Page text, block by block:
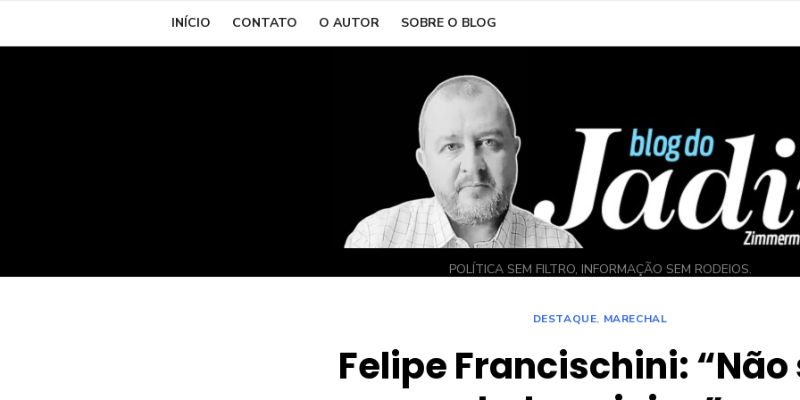
INÍCIO CONTATO O AUTOR SOBRE O BLOG
POLÍTICA SEM FILTRO, INFORMAÇÃO SEM RODEIOS.
DESTAQUE, MARECHAL
Felipe Francischini: “Não